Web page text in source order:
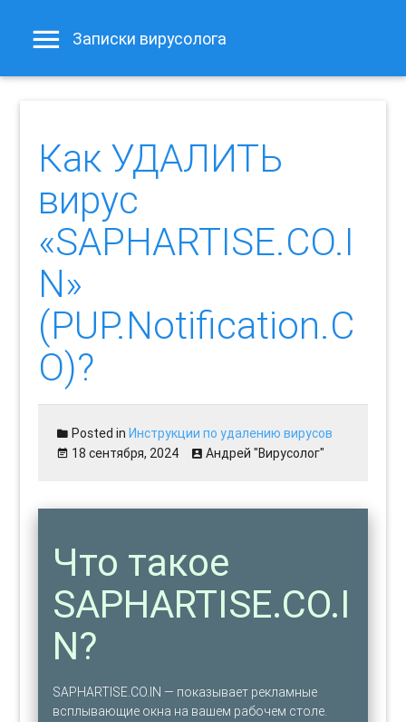
Записки вирусолога
Как УДАЛИТЬ
вирус
«SAPHARTISE.CO.I
N»
(PUP.Notification.C
O)?
Posted inИнструкции по удалению вирусов
18 сентября, 2024
Андрей "Вирусолог"
Что такое
SAPHARTISE.CO.I
N?
SAPHARTISE.CO.IN — показывает рекламные
всплывающие окна на вашем рабочем столе.